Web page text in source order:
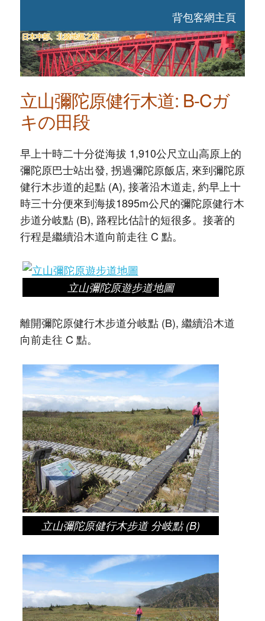
背包客網主頁
立山彌陀原健行木道: B-Cガ
キの田段
早上十時二十分從海拔 1,910公尺立山高原上的
彌陀原巴士站出發, 拐過彌陀原飯店, 來到彌陀原
健行木步道的起點 (A), 接著沿木道走, 約早上十
時三十分便來到海拔1895m公尺的彌陀原健行木
步道分岐點 (B), 路程比估計的短很多。接著的
行程是繼續沿木道向前走往 C 點。
立山彌陀原遊步道地圖
離開彌陀原健行木步道分岐點 (B), 繼續沿木道
向前走往 C 點。
立山彌陀原健行木步道 分岐點 (B)